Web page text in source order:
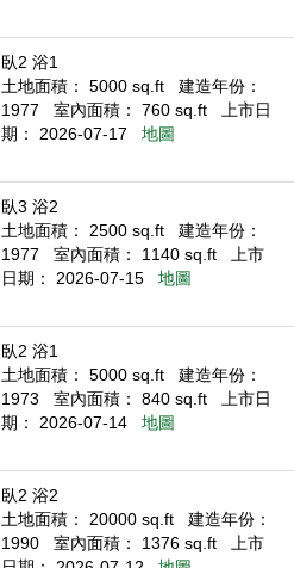
臥2 浴1
土地面積： 5000 sq.ft
建造年份：
1977
室內面積： 760 sq.ft
上市日
期： 2026-07-17
地圖
臥3 浴2
土地面積： 2500 sq.ft
建造年份：
1977
室內面積： 1140 sq.ft
上市
日期： 2026-07-15
地圖
臥2 浴1
土地面積： 5000 sq.ft
建造年份：
1973
室內面積： 840 sq.ft
上市日
期： 2026-07-14
地圖
臥2 浴2
土地面積： 20000 sq.ft
建造年份：
1990
室內面積： 1376 sq.ft
上市